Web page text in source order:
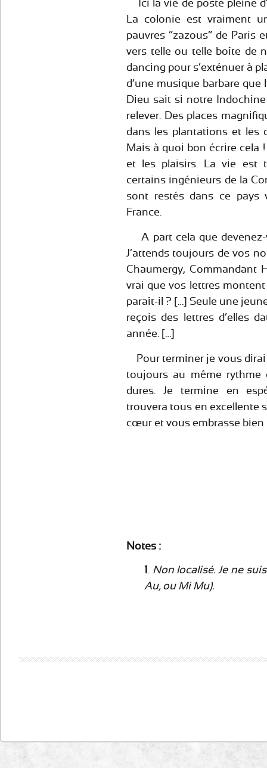
Ici la vie de poste pleine
La colonie est vraiment
pauvres “zazous” de Paris
vers telle ou telle boîte de
dancing pour s’exténuer à
d’une musique barbare que
Dieu sait si notre
relever. Des places
dans les plantations et les
Mais à quoi bon écrire cela
et les plaisirs. La vie est
certains ingénieurs de la
sont restés dans ce pays
France.
A part cela que devenez-
J’attends toujours de vos
Chaumergy, Commandant
vrai que vos lettres
paraît-il ? […] Seule une
reçois des lettres d’elles
année. […]
Pour terminer je vous
toujours au même
dures. Je termine en
trouvera tous en excellente
cœur et vous embrasse bien
Notes :
1. Non localisé. Je ne
Au, ou Mi Mu).